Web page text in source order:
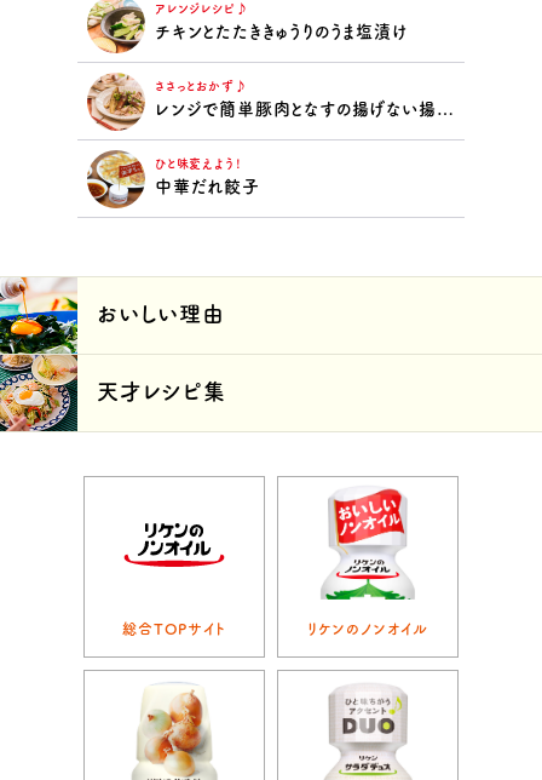
アレンジレシピ♪
チキンとたたききゅうりのうま塩漬け
ささっとおかず♪
レンジで簡単豚肉となすの揚げない揚げ浸し
ひと味変えよう！
中華だれ餃子
おいしい理由
天才レシピ集
総合TOPサイト リケンのノンオイル